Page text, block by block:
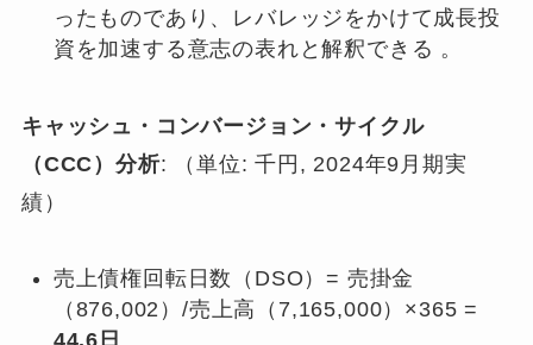
ったものであり、レバレッジをかけて成長投
資を加速する意志の表れと解釈できる 。
キャッシュ・コンバージョン・サイクル
（CCC）分析: （単位: 千円, 2024年9月期実
績）
売上債権回転日数（DSO）= 売掛金
（876,002）/売上高（7,165,000）×365 =